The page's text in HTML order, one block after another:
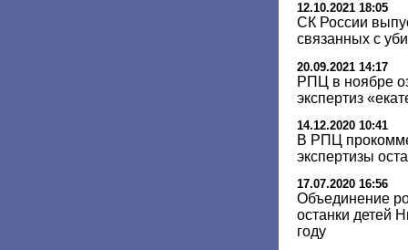
12.10.2021 18:05
СК России
связанных с
20.09.2021 14:17
РПЦ в ноябре
экспертиз
14.12.2020 10:41
В РПЦ
экспертизы
17.07.2020 16:56
Объединение
останки детей
году